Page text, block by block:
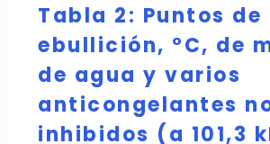
Tabla 2: Puntos de
ebullición, °C, de
de agua y varios
anticongelantes
inhibidos (a 101,3